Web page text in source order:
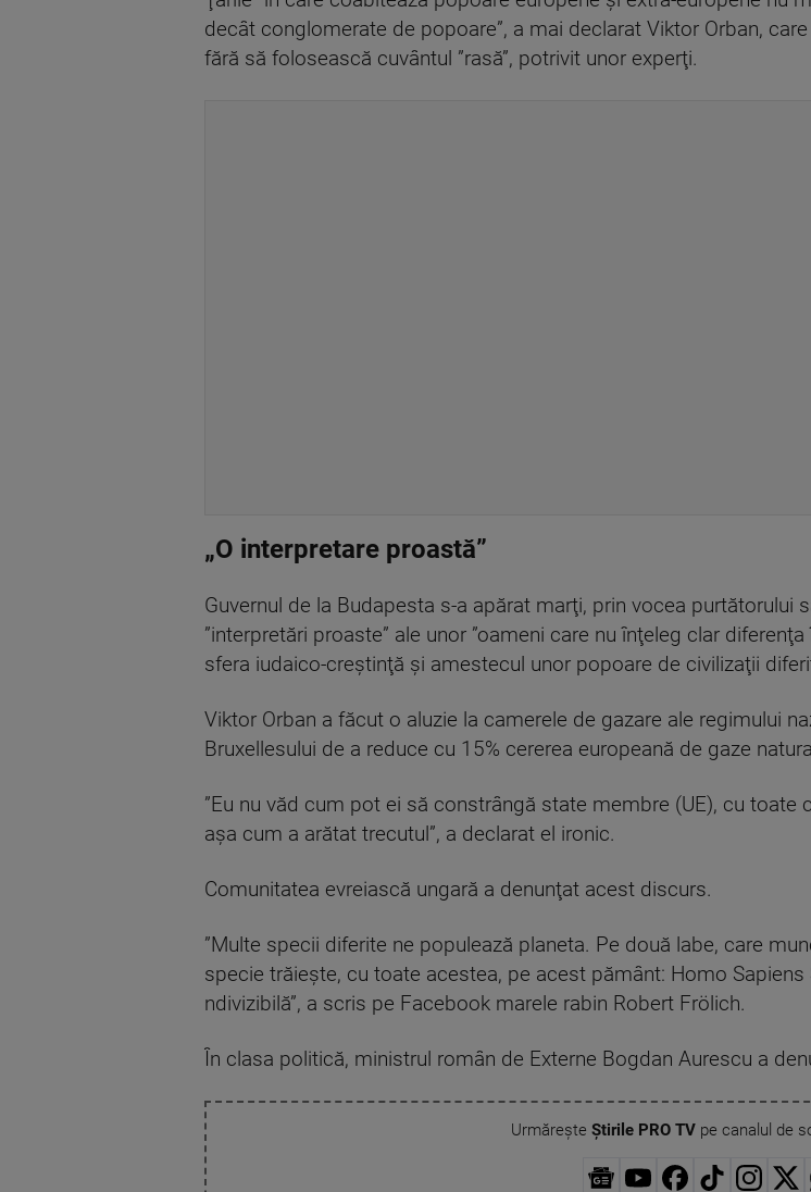
decât conglomerate de popoare”, a mai declarat Viktor Orban,
fără să folosească cuvântul ”rasă”, potrivit unor experţi.
„O interpretare proastă”
Guvernul de la Budapesta s-a apărat marţi, prin vocea purtătorului
”interpretări proaste” ale unor ”oameni care nu înţeleg clar
sfera iudaico-creştinţă şi amestecul unor popoare de civilizaţii
Viktor Orban a făcut o aluzie la camerele de gazare ale regimului
Bruxellesului de a reduce cu 15% cererea europeană de gaze
”Eu nu văd cum pot ei să constrângă state membre (UE), cu
aşa cum a arătat trecutul”, a declarat el ironic.
Comunitatea evreiască ungară a denunţat acest discurs.
”Multe specii diferite ne populează planeta. Pe două labe, care
specie trăieşte, cu toate acestea, pe acest pământ: Homo
ndivizibilă”, a scris pe Facebook marele rabin Robert Frölich.
În clasa politică, ministrul român de Externe Bogdan Aurescu a
Urmărește Știrile PRO TVpe canalul de